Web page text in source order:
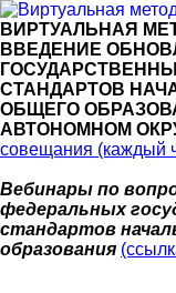
ВИРТУАЛЬНАЯ
ВВЕДЕНИЕ
СТАНДАРТОВ
ОБЩЕГО
АВТОНОМНОМ
совещания (каждый
Вебинары по
федеральных
стандартов
образования